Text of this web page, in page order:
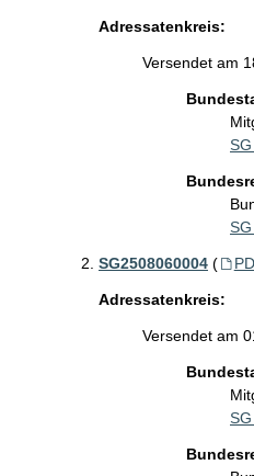
Adressatenkreis:
Versendet am
SG2508060004 (
Adressatenkreis:
Versendet am